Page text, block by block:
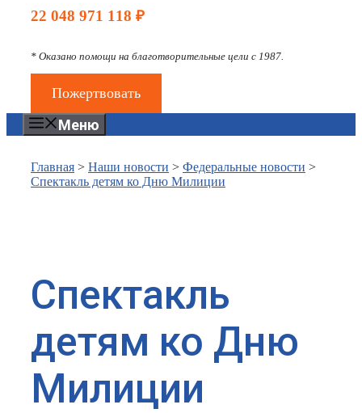
22 048 971 118 ₽
* Оказано помощи на благотворительные цели с 1987.
Пожертвовать
Меню
Главная > Наши новости > Федеральные новости >
Спектакль детям ко Дню Милиции
Спектакль
детям ко Дню
Милиции